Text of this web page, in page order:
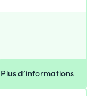
Plus d’informations